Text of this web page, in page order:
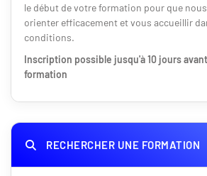
le début de votre formation pour que
orienter efficacement et vous accueillir
conditions.
Inscription possible jusqu'à 10 jours
formation
RECHERCHER UNE FORMATION